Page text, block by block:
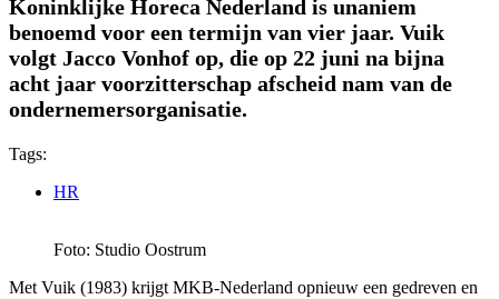
Koninklijke Horeca Nederland is unaniem
benoemd voor een termijn van vier jaar. Vuik
volgt Jacco Vonhof op, die op 22 juni na bijna
acht jaar voorzitterschap afscheid nam van de
ondernemersorganisatie.
Tags:
HR
Foto: Studio Oostrum
Met Vuik (1983) krijgt MKB-Nederland opnieuw een gedreven en